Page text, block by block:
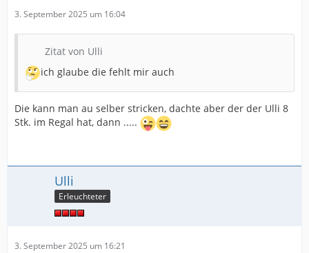
3. September 2025 um 16:04
Zitat von Ulli
ich glaube die fehlt mir auch
Die kann man au selber stricken, dachte aber der der Ulli 8
Stk. im Regal hat, dann .....
Ulli
Erleuchteter
3. September 2025 um 16:21